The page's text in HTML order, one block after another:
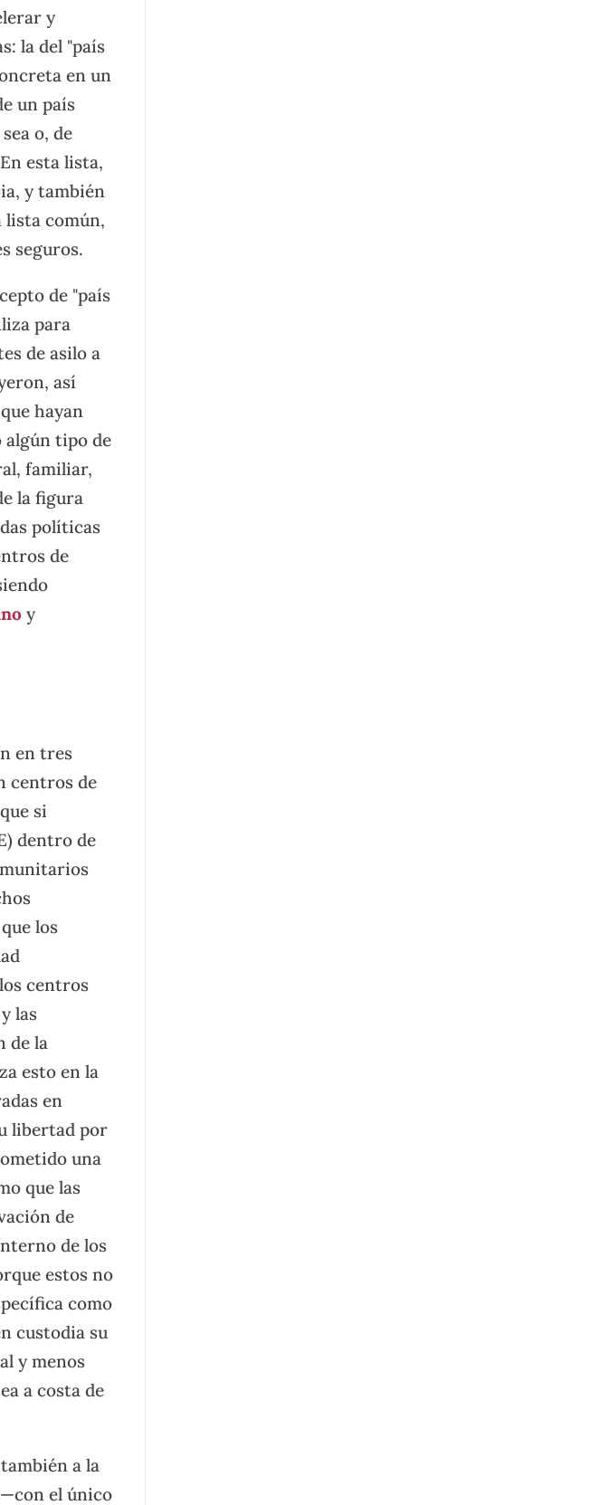
y
la del "país
en un
un país
o, de
esta lista,
y también
lista común,
de "país
para
de asilo a
así
hayan
tipo de
familiar,
la figura
políticas
de
y
en tres
centros de
si
dentro de
los
centros
las
de la
esto en la
en
libertad por
una
que las
de
de los
estos no
como
custodia su
y menos
a costa de
a la
—con el único